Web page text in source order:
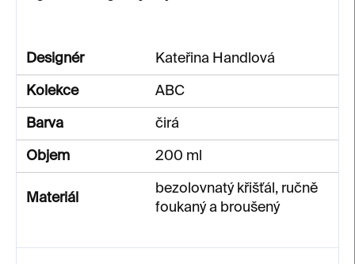
Designér Kateřina Handlová
Kolekce ABC
Barva čirá
Objem 200 ml
Materiál
bezolovnatý křišťál, ručně
foukaný a broušený